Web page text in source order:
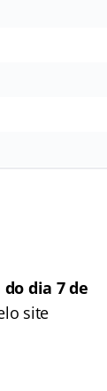
dia 7 de
site